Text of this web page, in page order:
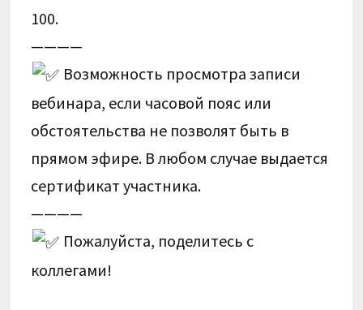
100.
————
Возможность просмотра записи
вебинара, если часовой пояс или
обстоятельства не позволят быть в
прямом эфире. В любом случае выдается
сертификат участника.
————
Пожалуйста, поделитесь с
коллегами!